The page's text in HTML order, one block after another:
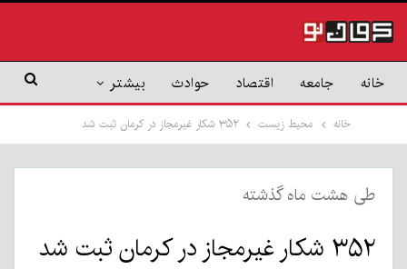
خانه جامعه اقتصاد حوادث بیشتر
خانه محیط زیست ۳۵۲ شکار غیرمجاز در کرمان ثبت شد
طی هشت ماه گذشته
۳۵۲ شکار غیرمجاز در کرمان ثبت شد